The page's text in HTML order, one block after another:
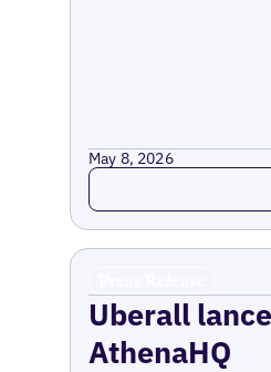
May 8, 2026
Read more
Uberall
AthenaHQ